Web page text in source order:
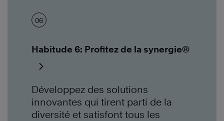
06
Habitude 6: Profitez de la synergie®
Développez des solutions
innovantes qui tirent parti de la
diversité et satisfont tous les